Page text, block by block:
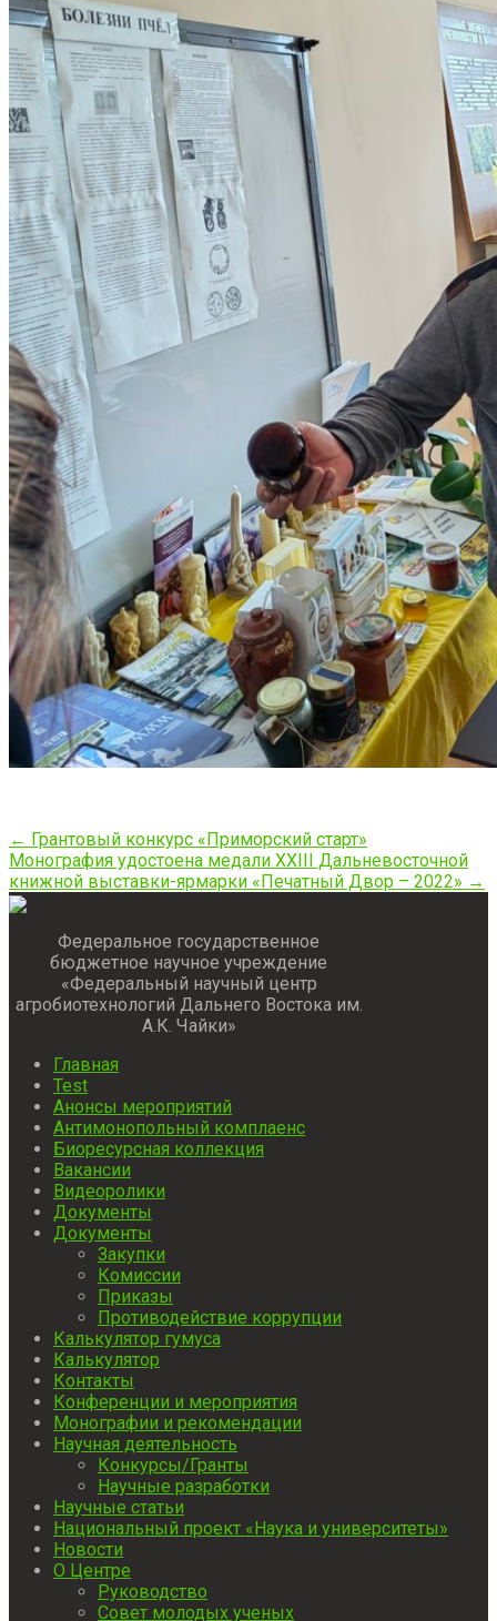
Post
navigation
← Грантовый конкурс «Приморский старт»
Монография удостоена медали XXIII Дальневосточной
книжной выставки-ярмарки «Печатный Двор – 2022» →
Федеральное государственное
бюджетное научное учреждение
«Федеральный научный центр
агробиотехнологий Дальнего Востока им.
А.К. Чайки»
Главная
Test
Анонсы мероприятий
Антимонопольный комплаенс
Биоресурсная коллекция
Вакансии
Видеоролики
Документы
Документы
Закупки
Комиссии
Приказы
Противодействие коррупции
Калькулятор гумуса
Калькулятор
Контакты
Конференции и мероприятия
Монографии и рекомендации
Научная деятельность
Конкурсы/Гранты
Научные разработки
Научные статьи
Национальный проект «Наука и университеты»
Новости
О Центре
Руководство
Совет молодых ученых